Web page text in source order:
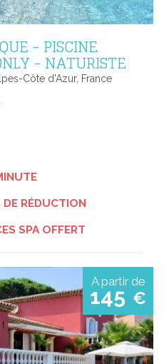
- PISCINE
- NATURISTE
Côte d'Azur, France
DE RÉDUCTION
SPA OFFERT
A partir de
145 €